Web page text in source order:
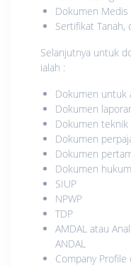
Dokumen Medis
Sertifikat Tanah,
Selanjutnya untuk
ialah :
Dokumen untuk
Dokumen
Dokumen teknik
Dokumen
Dokumen
Dokumen hukum
SIUP
NPWP
TDP
AMDAL atau
ANDAL
Company Profile